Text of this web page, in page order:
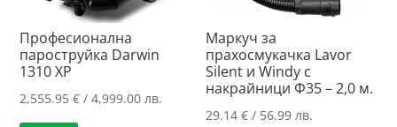
Професионална
пароструйка Darwin
1310 XP
2,555.95€ / 4,999.00 лв.
Маркуч за
прахосмукачка Lavor
Silent и Windy с
накрайници Ф35 – 2,0 м.
29.14€ / 56.99 лв.